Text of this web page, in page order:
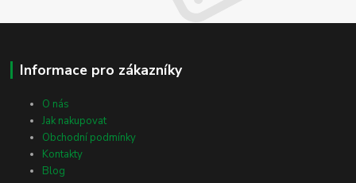
Informace pro zákazníky
O nás
Jak nakupovat
Obchodní podmínky
Kontakty
Blog